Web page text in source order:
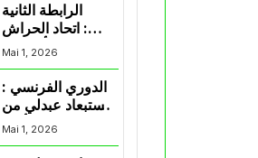
الرابطة الثانية
: اتحاد الحراش
يحسم التأهل إلى
“البلاي أوف”
Mai 1, 2026
الدوري الفرنسي :
استبعاد عبدلي من
قائمة مرسيليا أمام
Mai 1, 2026